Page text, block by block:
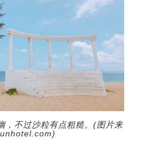
，不过沙粒有点粗糙。(图片来